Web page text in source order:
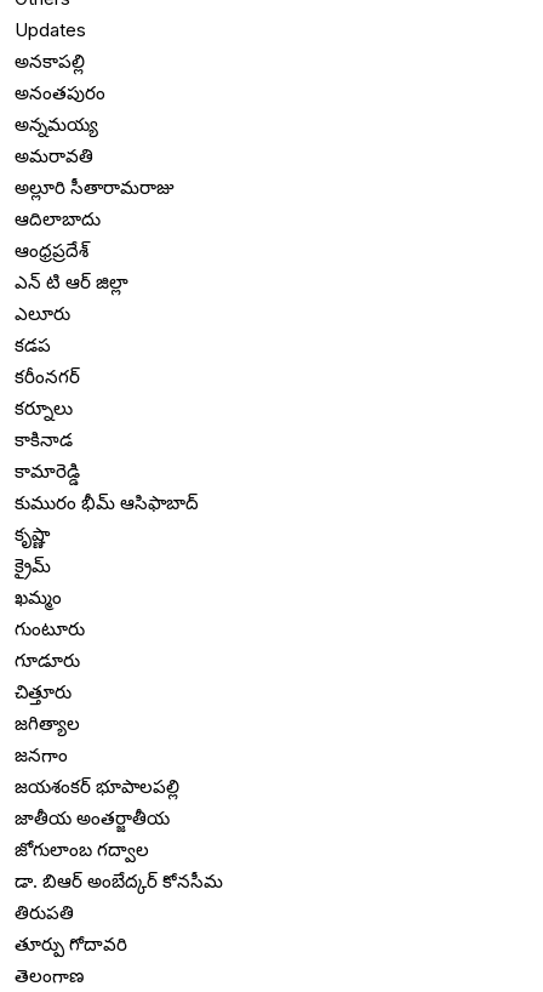
Updates
అనకాపల్లి
అనంతపురం
అన్నమయ్య
అమరావతి
అల్లూరి సీతారామరాజు
ఆదిలాబాదు
ఆంధ్రప్రదేశ్
ఎన్ టి ఆర్ జిల్లా
ఎలూరు
కడప
కరీంనగర్
కర్నూలు
కాకినాడ
కామారెడ్డి
కుమురం భీమ్ ఆసిఫాబాద్
కృష్ణా
క్రైమ్
ఖమ్మం
గుంటూరు
గూడూరు
చిత్తూరు
జగిత్యాల
జనగాం
జయశంకర్ భూపాలపల్లి
జాతీయ అంతర్జాతీయ
జోగులాంబ గద్వాల
డా. బిఆర్ అంబేద్కర్ కోనసీమ
తిరుపతి
తూర్పు గోదావరి
తెలంగాణ